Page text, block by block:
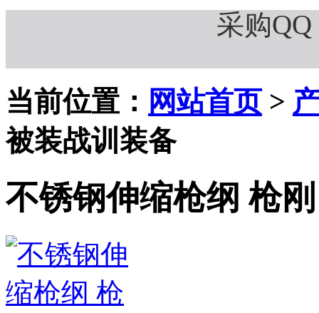
采购QQ
当前位置： 网站首页>
被装战训装备
不锈钢伸缩枪纲 枪